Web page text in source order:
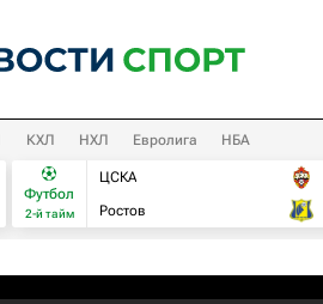
КХЛ НХЛ Евролига НБА
Футбол
2-й тайм
ЦСКА
Ростов